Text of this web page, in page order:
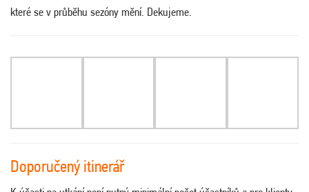
které se v průběhu sezóny mění. Dekujeme.
Doporučený itinerář